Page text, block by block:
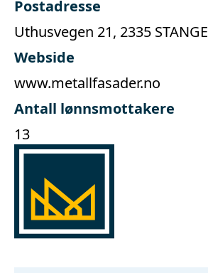
Postadresse
Uthusvegen 21, 2335 STANGE
Webside
www.metallfasader.no
Antall lønnsmottakere
13